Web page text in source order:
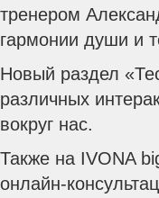
тренером
гармонии души и
Новый раздел
различных
вокруг нас.
Также на IVONA
онлайн-